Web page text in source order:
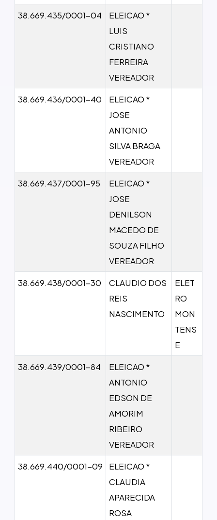
38.669.435/0001-04
ELEICAO *
LUIS
CRISTIANO
FERREIRA
VEREADOR
38.669.436/0001-40
ELEICAO *
JOSE
ANTONIO
SILVA BRAGA
VEREADOR
38.669.437/0001-95
ELEICAO *
JOSE
DENILSON
MACEDO DE
SOUZA FILHO
VEREADOR
38.669.438/0001-30
CLAUDIO DOS
REIS
NASCIMENTO
ELET
RO
MON
TENS
E
38.669.439/0001-84
ELEICAO *
ANTONIO
EDSON DE
AMORIM
RIBEIRO
VEREADOR
38.669.440/0001-09
ELEICAO *
CLAUDIA
APARECIDA
ROSA